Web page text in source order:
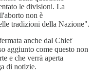
le divisioni. La
non è
tradizioni della Nazione".
anche dal Chief
aggiunto come questo non
e che verrà aperta
di notizie.